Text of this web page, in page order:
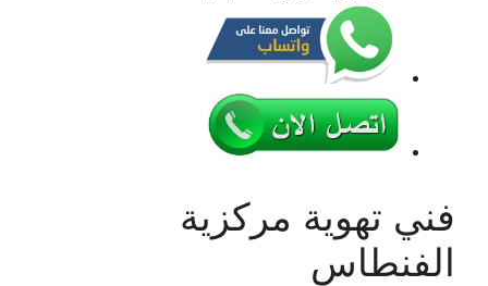
فني تهوية مركزية
الفنطاس